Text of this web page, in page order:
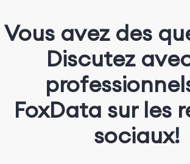
Vous avez des
Discutez
FoxData sur les
sociaux!